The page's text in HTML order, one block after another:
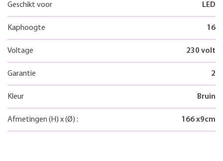
Geschikt voor LED
Kaphoogte 16
Voltage 230 volt
Garantie 2
Kleur Bruin
Afmetingen (H) x(Ø) : 166x9cm